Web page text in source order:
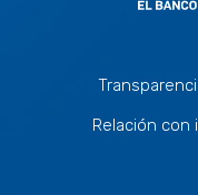
Relación con